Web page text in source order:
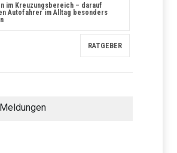
im Kreuzungsbereich – darauf
Autofahrer im Alltag besonders
RATGEBER